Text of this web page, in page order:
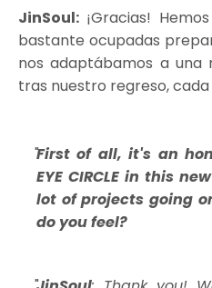
JinSoul: ¡Gracias!
bastante ocupadas
nos adaptábamos a una
tras nuestro regreso,
First of all, it's an
EYE CIRCLE in this
lot of projects going
do you feel?